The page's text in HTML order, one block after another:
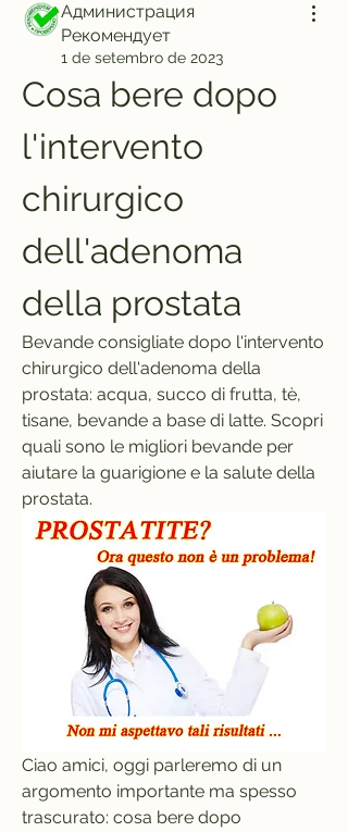
Администрация
Рекомендует
1 de setembro de 2023
Cosa bere dopo
l'intervento
chirurgico
dell'adenoma
della prostata
Bevande consigliate dopo l'intervento
chirurgico dell'adenoma della
prostata: acqua, succo di frutta, tè,
tisane, bevande a base di latte. Scopri
quali sono le migliori bevande per
aiutare la guarigione e la salute della
prostata.
Ciao amici, oggi parleremo di un
argomento importante ma spesso
trascurato: cosa bere dopo